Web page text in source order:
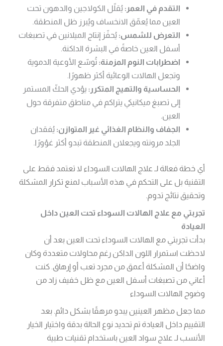
التقدم في العمر: يُقلّل الكولاجين والدهون تحت
العين مما يُعمّق الانخساف ويُبرز ظل المنطقة.
التعرض للشمس: يُحفّز إنتاج الميلانين في تصبغات
أسفل العين خاصةً في البشرة الداكنة.
اضطرابات النوم المزمنة: تُوسّع الأوعية الدموية
وتجعل الهالات الوعائية أكثر ظهورًا.
الحساسية والتهيج المتكرر: يؤدي الحكّ المستمر
إلى تصبغ ميكانيكي يتراكم في مناطق متفرقة حول
العين.
الجفاف والنظام الغذائي غير المتوازن: يُفقدان
الجلد مرونته ويجعلان المنطقة تبدو أكثر غؤورًا.
أي خطة فعالة لـ علاج الهالات السوداء لا تعتمد فقط على
التقنية بل على التحكم في هذه الأسباب لمنع تكرار المشكلة
وتحقيق نتائج تدوم.
تجربتي مع علاج الهالات السوداء تحت العين داخل
العيادة
بدأت تجربتي مع الهالات السوداء تحت العين بعد أن
لاحظت استمرار اللون الداكن رغم محاولات متعددة وكان
واضحًا أن المشكلة أعمق من مجرد تعب أو إرهاق. كنت
أعاني من تصبغات أسفل العين مع ظل خفيف زاد من
وضوح الهالات السوداء
مما جعل مظهر العينين يبدو مرهقًا بشكل دائم. بعد
التقييم داخل العيادة تم تحديد نوع الحالة بدقة واختيار الخيار
الأنسب لـ علاج سواد العين باستخدام تقنيات طبية